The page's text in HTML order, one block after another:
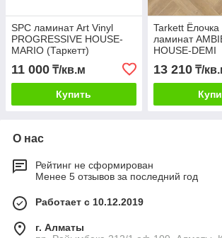
SPC ламинат Art Vinyl
PROGRESSIVE HOUSE-
MARIO (Таркетт)
11 000 ₸/кв.м
Купить
Tarkett Ёлочка
ламинат
HOUSE-DEMI
13 210₸/
О нас
Рейтинг не сформирован
Менее 5 отзывов за последний год
Работает с 10.12.2019
г. Алматы